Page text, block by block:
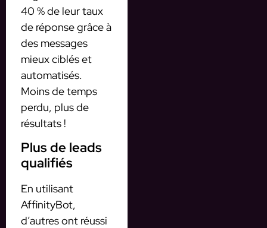
40 % de leur taux
de réponse grâce à
des messages
mieux ciblés et
automatisés.
Moins de temps
perdu, plus de
résultats !
Plus de leads
qualifiés
En utilisant
AffinityBot,
d’autres ont réussi